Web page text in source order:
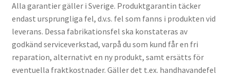
Alla garantier gäller i Sverige. Produktgarantin täcker
endast ursprungliga fel, d.v.s. fel som fanns i produkten vid
leverans. Dessa fabrikationsfel ska konstateras av
godkänd serviceverkstad, varpå du som kund får en fri
reparation, alternativt en ny produkt, samt ersätts för
eventuella fraktkostnader. Gäller det t.ex. handhavandefel